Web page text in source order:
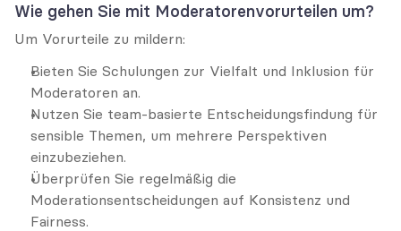
Wie gehen Sie mit Moderatorenvorurteilen um?
Um Vorurteile zu mildern:
Bieten Sie Schulungen zur Vielfalt und Inklusion für
Moderatoren an.
Nutzen Sie team-basierte Entscheidungsfindung für
sensible Themen, um mehrere Perspektiven
einzubeziehen.
Überprüfen Sie regelmäßig die
Moderationsentscheidungen auf Konsistenz und
Fairness.